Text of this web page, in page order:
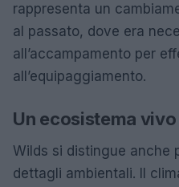
rappresenta un
al passato, dove era
all’accampamento per
all’equipaggiamento.
Un ecosistema
Wilds si distingue anche
dettagli ambientali. Il